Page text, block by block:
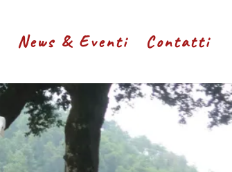
News & Eventi Contatti